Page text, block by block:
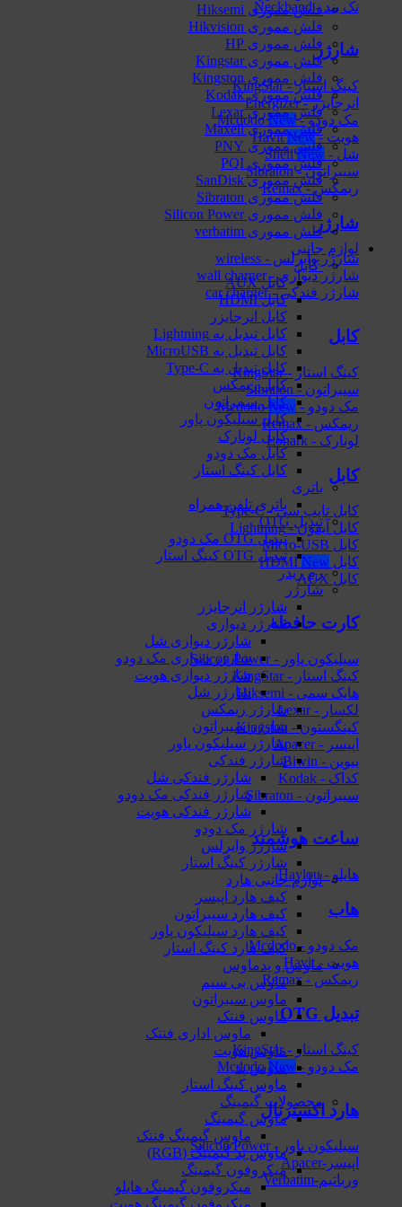
نک بند - Neckband
شارژر
کینگ استار - KingStar
انرجایزر - Energizer
مک دودو - Mcdodo
هویت - Havit
شل - Shell
سیبراتون - Sibraton
ریمکس - Remax
شارژر
شارژر وایرلس - wireless
شارژر دیواری - wall charger
شارژر فندکی - car charger
کابل
کینگ استار - KingStar
سیبراتون - Sibraton
مک دودو - Mcdodo
ریمکس - Remax
لونارک - Lonark
کابل
کابل تایپ سی - Type-C
کابل آیفون - Lightning
کابل Micro-USB
کابل HDMI
کابل AUX
کارت حافظه
سیلیکون پاور - Silicon Power
کینگ استار - KingStar
هایک‌ سمی - Hiksemi
لکسار - Lexar
کینگستون - Kingston
اپیسر - Apacer
بیوین - Biwin
کداک - Kodak
سیبراتون - Sibraton
ساعت هوشمند
هایلو - Haylou
هاب
مک دودو - Mcdodo
هویت - Havit
ریمکس - Remax
تبدیل OTG
کینگ استار - KingStar
مک دودو - Mcdodo
هارد اکسترنال
سیلیکون پاور - Silicon Power
اپیسر-Apacer
ورباتیم-Verbatim
فلش مموری Hiksemi
فلش مموری Hikvision
فلش مموری HP
فلش مموری Kingstar
فلش مموری Kingston
فلش مموری Kodak
فلش مموری Lexar
فلش مموری Maxell
فلش مموری PNY
فلش مموری PQI
فلش مموری SanDisk
فلش مموری Sibraton
فلش مموری Silicon Power
فلش مموری verbatim
لوازم جانبی
کابل
کابل AUX
کابل HDMI
کابل انرجایزر
کابل تبدیل به Lightning
کابل تبدیل به MicroUSB
کابل تبدیل به Type-C
کابل ریمکس
کابل سیبراتون
کابل سیلیکون پاور
کابل لونارک
کابل مک دودو
کابل کینگ استار
باتری
باتری تلفن همراه
تبدیل OTG
تبدیل OTG مک دودو
تبدیل OTG کینگ استار
رم ریدر
شارژر
شارژر انرجایزر
شارژر دیواری
شارژر دیواری شل
شارژر دیواری مک دودو
شارژر دیواری هویت
شارژر شل
شارژر ریمکس
شارژر سیبراتون
شارژر سیلیکون پاور
شارژر فندکی
شارژر فندکی شل
شارژر فندکی مک دودو
شارژر فندکی هویت
شارژر مک دودو
شارژر وایرلس
شارژر کینگ استار
لوازم جانبی هارد
کیف هارد اپیسر
کیف هارد سیبراتون
کیف هارد سیلیکون پاور
کیف هارد کینگ استار
ماوس و پدماوس
ماوس بی سیم
ماوس سیبراتون
ماوس فنتک
ماوس اداری فنتک
ماوس هویت
ماوس پد
ماوس کینگ استار
محصولات گیمینگ
ماوس گیمینگ
ماوس گیمینگ فنتک
ماوس‌ پد گیمینگ (RGB)
میکروفون گیمینگ
میکروفون گیمینگ هایلو